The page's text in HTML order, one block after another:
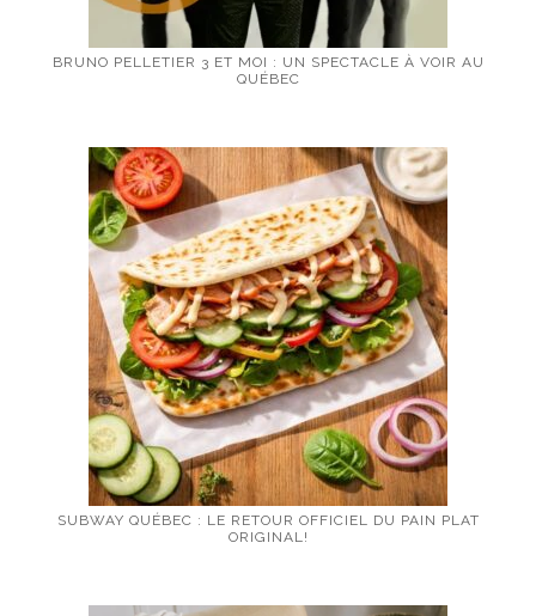
BRUNO PELLETIER 3 ET MOI : UN SPECTACLE À VOIR AU
QUÉBEC
SUBWAY QUÉBEC : LE RETOUR OFFICIEL DU PAIN PLAT
ORIGINAL!